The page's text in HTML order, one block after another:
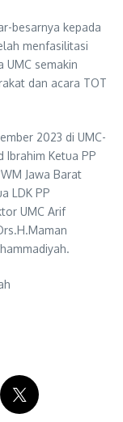
besarnya kepada
menfasilitasi
UMC semakin
dan acara TOT
2023 di UMC-
Ibrahim Ketua PP
Jawa Barat
LDK PP
UMC Arif